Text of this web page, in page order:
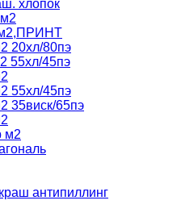
хлопок
м2,ПРИНТ
20хл/80пэ
55хл/45пэ
55хл/45пэ
35виск/65пэ
м2
антипиллинг